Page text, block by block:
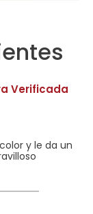
Verificada
y le da un